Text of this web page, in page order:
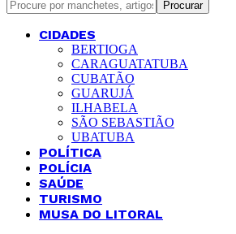
CIDADES
BERTIOGA
CARAGUATATUBA
CUBATÃO
GUARUJÁ
ILHABELA
SÃO SEBASTIÃO
UBATUBA
POLÍTICA
POLÍCIA
SAÚDE
TURISMO
MUSA DO LITORAL